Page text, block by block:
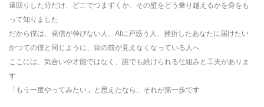
遠回りした分だけ、どこでつまずくか、その壁をどう乗り越えるかを身をも
って知りました
だから僕は、発信が伸びない人、AIに戸惑う人、挫折したあなたに届けたい
かつての僕と同じように、目の前が見えなくなっている人へ
ここには、気合いや才能ではなく、誰でも続けられる仕組みと工夫がありま
す
「もう一度やってみたい」と思えたなら、それが第一歩です